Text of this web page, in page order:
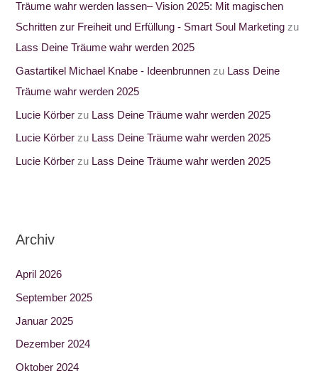
Träume wahr werden lassen– Vision 2025: Mit magischen
Schritten zur Freiheit und Erfüllung - Smart Soul Marketing zu
Lass Deine Träume wahr werden 2025
Gastartikel Michael Knabe - Ideenbrunnen zu Lass Deine
Träume wahr werden 2025
Lucie Körber zu Lass Deine Träume wahr werden 2025
Lucie Körber zu Lass Deine Träume wahr werden 2025
Lucie Körber zu Lass Deine Träume wahr werden 2025
Archiv
April 2026
September 2025
Januar 2025
Dezember 2024
Oktober 2024